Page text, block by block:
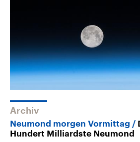
Archiv
Neumond morgen Vormittag
Hundert Milliardste Neumond